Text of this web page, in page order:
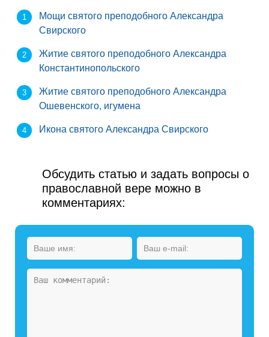
Мощи святого преподобного Александра
Свирского
Житие святого преподобного Александра
Константинопольского
Житие святого преподобного Александра
Ошевенского, игумена
Икона святого Александра Свирского
Обсудить статью и задать вопросы о
православной вере можно в
комментариях: